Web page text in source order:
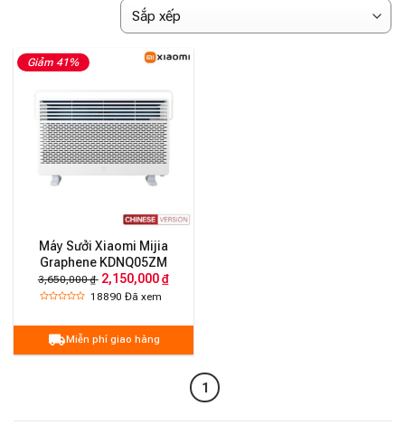
Giảm 41%
Máy Sưởi Xiaomi Mijia
Graphene KDNQ05ZM
3,650,000 ₫ 2,150,000 ₫
18890Đã xem
Miễn phí giao hàng
1